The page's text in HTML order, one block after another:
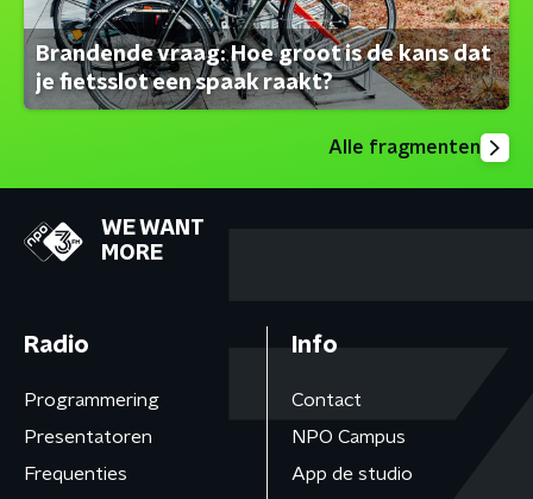
Brandende vraag: Hoe groot is de kans dat
je fietsslot een spaak raakt?
Alle fragmenten
WE WANT
MORE
Radio
Programmering
Presentatoren
Frequenties
Info
Contact
NPO Campus
App de studio